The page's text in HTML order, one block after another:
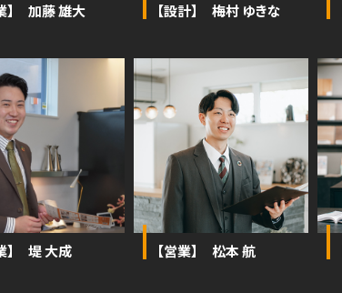
】 加藤 雄大 【設計】 梅村 ゆきな
】 堤 大成 【営業】 松本 航